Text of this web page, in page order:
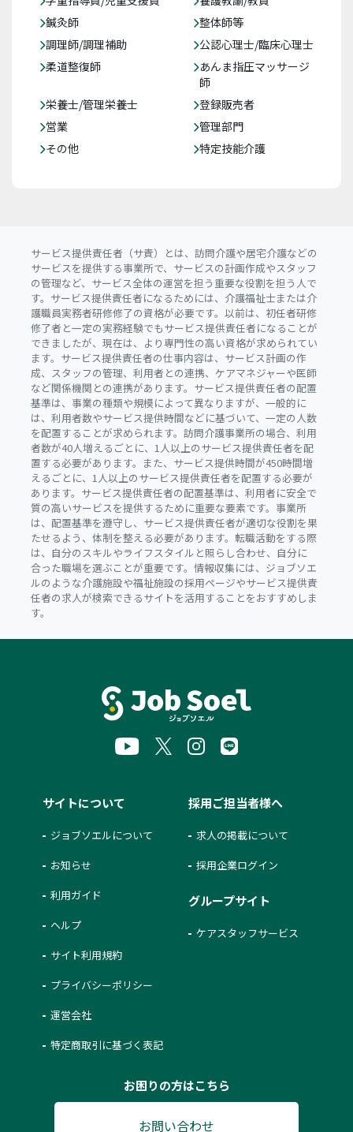
鍼灸師
整体師等
調理師/調理補助
公認心理士/臨床心理士
柔道整復師
あんま指圧マッサージ
師
栄養士/管理栄養士
登録販売者
営業
管理部門
その他
特定技能介護
サービス提供責任者（サ責）とは、訪問介護や居宅介護などの
サービスを提供する事業所で、サービスの計画作成やスタッフ
の管理など、サービス全体の運営を担う重要な役割を担う人で
す。サービス提供責任者になるためには、介護福祉士または介
護職員実務者研修修了の資格が必要です。以前は、初任者研修
修了者と一定の実務経験でもサービス提供責任者になることが
できましたが、現在は、より専門性の高い資格が求められてい
ます。サービス提供責任者の仕事内容は、サービス計画の作
成、スタッフの管理、利用者との連携、ケアマネジャーや医師
など関係機関との連携があります。サービス提供責任者の配置
基準は、事業の種類や規模によって異なりますが、一般的に
は、利用者数やサービス提供時間などに基づいて、一定の人数
を配置することが求められます。訪問介護事業所の場合、利用
者数が40人増えるごとに、1人以上のサービス提供責任者を配
置する必要があります。また、サービス提供時間が450時間増
えるごとに、1人以上のサービス提供責任者を配置する必要が
あります。サービス提供責任者の配置基準は、利用者に安全で
質の高いサービスを提供するために重要な要素です。事業所
は、配置基準を遵守し、サービス提供責任者が適切な役割を果
たせるよう、体制を整える必要があります。転職活動をする際
は、自分のスキルやライフスタイルと照らし合わせ、自分に
合った職場を選ぶことが重要です。情報収集には、ジョブソエ
ルのような介護施設や福祉施設の採用ページやサービス提供責
任者の求人が検索できるサイトを活用することをおすすめしま
す。
サイトについて
ジョブソエルについて
お知らせ
利用ガイド
ヘルプ
サイト利用規約
プライバシーポリシー
運営会社
特定商取引に基づく表記
採用ご担当者様へ
求人の掲載について
採用企業ログイン
グループサイト
ケアスタッフサービス
お困りの方はこちら
お問い合わせ